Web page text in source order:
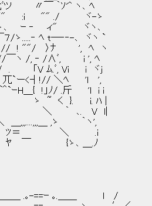
〃￣ ｀ｿ'^ ヽ､ ﾍ
:i "" ./ ヾ-ゝ
ｰ ‐ ィ" ヾヽ､
.....‐ ﾍ t─‐‐-､ ヾヽ `
! ""/ 〉ﾅ ', ﾍ
￣ヽ /, ‐ /∧ﾞ, i ',
V ﾑ.ﾞ, Vi i ヾj ／
ー<┤!// ＼ﾍ 'l ',
{ !」ﾉ/ .斤 'l i i { :/:/
~ く }. i. ﾊ | | :
. V l| 从: （|/// . ､
＿ ,ゝ ｀ヽ', i⌒
.i ヽ ヽ 从ヽ,､
＿.ﾉ ∧___,ﾍ
-==ｰ ｡.＿＿ l /